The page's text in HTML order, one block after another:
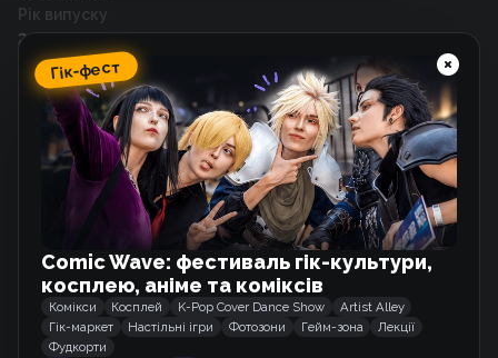
Рік випуску
2019
Схожі тайтли
Піксі та Брутус
Вебкомікс
Він не може бути таким дурнем!
Манхва
Гік-фест
Comic Wave: фестиваль гік-культури,
косплею, аніме та коміксів
Комікси Косплей K-Pop Cover Dance Show
Artist Alley
Гік-маркет
Настільні ігри Фотозони Гейм-зона
Лекції
Фудкорти